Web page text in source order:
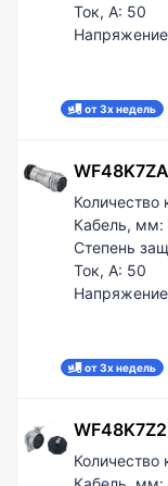
Ток, А: 50
от 3х недель
Количество
Кабель, мм:
Степень
Ток, А: 50
от 3х недель
Количество